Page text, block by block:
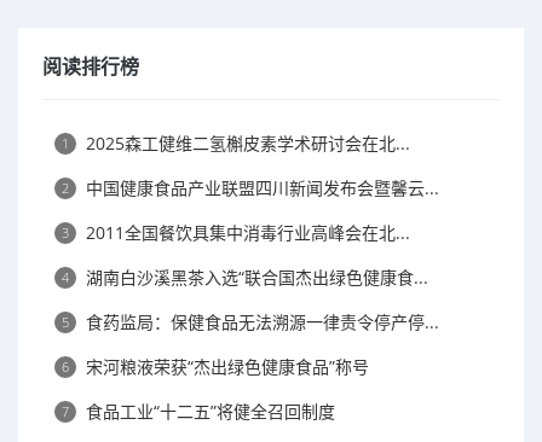
阅读排行榜
1 2025森工健维二氢槲皮素学术研讨会在北...
2 中国健康食品产业联盟四川新闻发布会暨馨云...
3 2011全国餐饮具集中消毒行业高峰会在北...
4 湖南白沙溪黑茶入选“联合国杰出绿色健康食...
5 食药监局：保健食品无法溯源一律责令停产停...
6 宋河粮液荣获“杰出绿色健康食品”称号
7 食品工业“十二五”将健全召回制度